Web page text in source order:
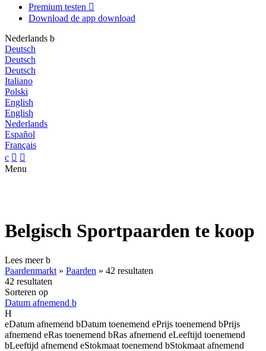
Premium testen 
Download de app download
Nederlands b
Deutsch
Deutsch
Deutsch
Italiano
Polski
English
English
Nederlands
Español
Français
c  
Menu
Belgisch Sportpaarden te koop
Lees meerb
Paardenmarkt » Paarden » 42 resultaten
42 resultaten
Sorteren op
Datum afnemend b
H
eDatum afnemend bDatum toenemend ePrijs toenemend bPrijs
afnemend eRas toenemend bRas afnemend eLeeftijd toenemend
bLeeftijd afnemend eStokmaat toenemend bStokmaat afnemend